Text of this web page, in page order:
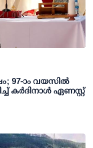
97-ാം വയസില്‍
കര്‍ദിനാള്‍ ഏണസ്റ്റ്